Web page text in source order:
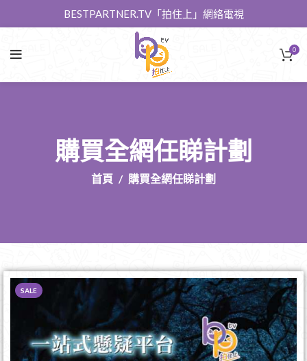
BESTPARTNER.TV「拍住上」網絡電視
0
購買全網任睇計劃
首頁 購買全網任睇計劃
SALE